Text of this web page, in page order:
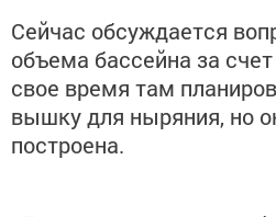
Сейчас обсуждается
объема бассейна за
свое время там
вышку для ныряния, но
построена.